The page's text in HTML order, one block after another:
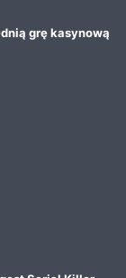
grę kasynową